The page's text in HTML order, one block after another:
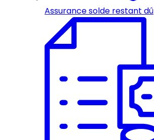
Assurance solde restant dû